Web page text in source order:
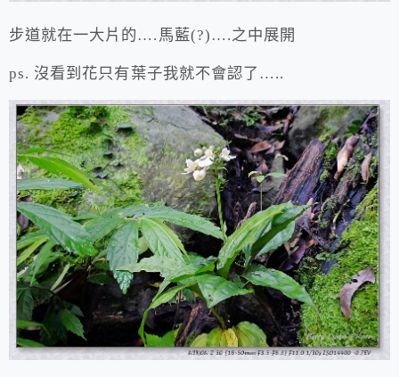
步道就在一大片的….馬藍(?)….之中展開
ps. 沒看到花只有葉子我就不會認了…..